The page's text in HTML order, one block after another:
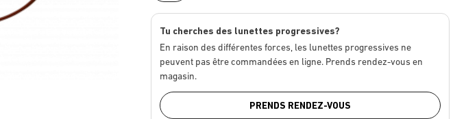
Tu cherches des lunettes progressives?
En raison des différentes forces, les lunettes progressives ne
peuvent pas être commandées en ligne. Prends rendez-vous en
magasin.
PRENDS RENDEZ-VOUS